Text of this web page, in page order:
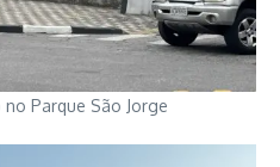
Parque São Jorge